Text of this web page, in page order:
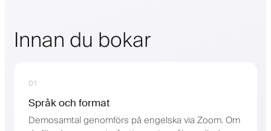
Innan du bokar
01
Språk och format
Demosamtal genomförs på engelska via Zoom. Om